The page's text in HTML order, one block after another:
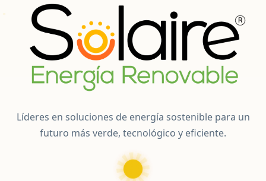
Líderes en soluciones de energía sostenible para un
futuro más verde, tecnológico y eficiente.